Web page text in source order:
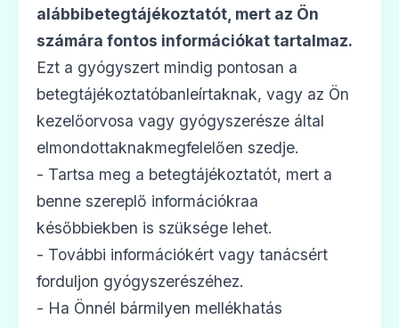
alábbibetegtájékoztatót, mert az Ön
számára fontos információkat tartalmaz.
Ezt a gyógyszert mindig pontosan a
betegtájékoztatóbanleírtaknak, vagy az Ön
kezelőorvosa vagy gyógyszerésze által
elmondottaknakmegfelelően szedje.
- Tartsa meg a betegtájékoztatót, mert a
benne szereplő információkraa
későbbiekben is szüksége lehet.
- További információkért vagy tanácsért
forduljon gyógyszerészéhez.
- Ha Önnél bármilyen mellékhatás